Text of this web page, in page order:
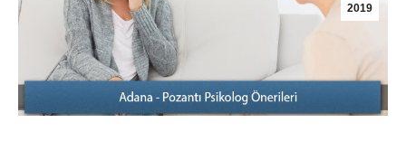
2019